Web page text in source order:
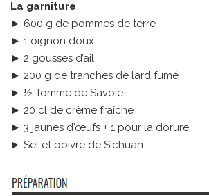
La garniture
► 600 g de pommes de terre
► 1 oignon doux
► 2 gousses d’ail
► 200 g de tranches de lard fumé
► ½ Tomme de Savoie
► 20 cl de crème fraîche
► 3 jaunes d'œufs + 1 pour la dorure
► Sel et poivre de Sichuan